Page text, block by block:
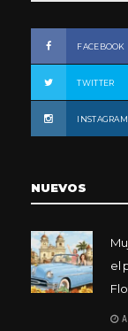
FACEBOOK
TWITTER
INSTAGRAM
NUEVOS
el